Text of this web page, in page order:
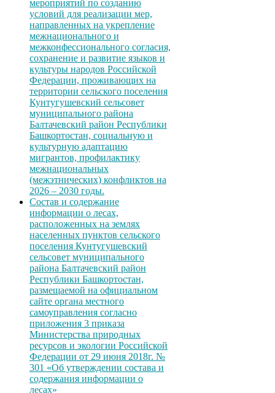
мероприятий по созданию
условий для реализации мер,
направленных на укрепление
межнационального и
межконфессионального согласия,
сохранение и развитие языков и
культуры народов Российской
Федерации, проживающих на
территории сельского поселения
Кунтугушевский сельсовет
муниципального района
Балтачевский район Республики
Башкортостан, социальную и
культурную адаптацию
мигрантов, профилактику
межнациональных
(межэтнических) конфликтов на
2026 – 2030 годы.
Состав и содержание
информации о лесах,
расположенных на землях
населенных пунктов сельского
поселения Кунтугушевский
сельсовет муниципального
района Балтачевский район
Республики Башкортостан,
размещаемой на официальном
сайте органа местного
самоуправления согласно
приложения 3 приказа
Министерства природных
ресурсов и экологии Российской
Федерации от 29 июня 2018г. №
301 «Об утверждении состава и
содержания информации о
лесах»